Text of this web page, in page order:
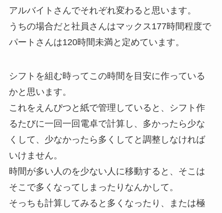
アルバイトさんでそれぞれ変わると思います。
うちの場合だと社員さんはマックス177時間程度で
パートさんは120時間未満と定めています。
シフトを組む時ってこの時間を目安に作っている
かと思います。
これをえんぴつと紙で管理していると、シフト作
るたびに一回一回電卓で計算し、多かったら少な
くして、少なかったら多くしてと調整しなければ
いけません。
時間が多い人のを少ない人に移動すると、そこは
そこで多くなってしまったりなんかして。
そっちも計算してみると多くなったり、または極